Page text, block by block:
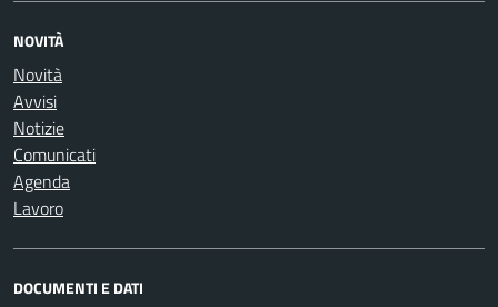
NOVITÀ
Novità
Avvisi
Notizie
Comunicati
Agenda
Lavoro
DOCUMENTI E DATI